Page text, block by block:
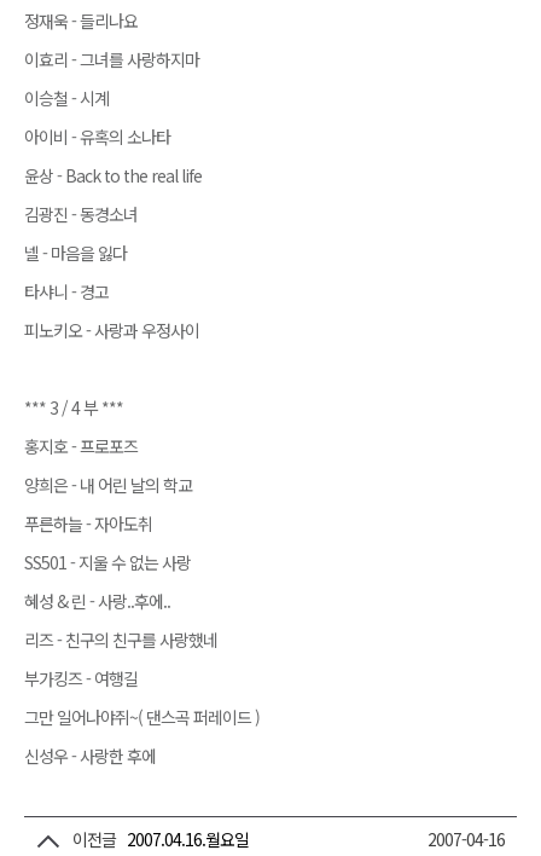
정재욱 - 들리나요
이효리 - 그녀를 사랑하지마
이승철 - 시계
아이비 - 유혹의 소나타
윤상 - Back to the real life
김광진 - 동경소녀
넬 - 마음을 잃다
타샤니 - 경고
피노키오 - 사랑과 우정사이
*** 3 / 4 부 ***
홍지호 - 프로포즈
양희은 - 내 어린 날의 학교
푸른하늘 - 자아도취
SS501 - 지울 수 없는 사랑
혜성 & 린 - 사랑..후에..
리즈 - 친구의 친구를 사랑했네
부가킹즈 - 여행길
그만 일어나야쥐~( 댄스곡 퍼레이드 )
신성우 - 사랑한 후에
이전글 2007.04.16.월요일 2007-04-16